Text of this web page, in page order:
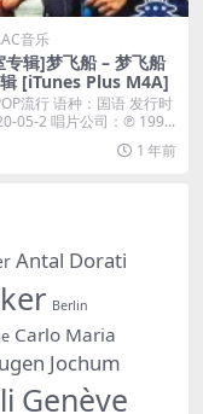
音乐
专辑]梦飞船 – 梦飞船
[iTunes Plus M4A]
流行 语种：国语 发行时
05-2 唱片公司：℗ 199...
1 年前
Antal Dorati
Berlin
Carlo Maria
Jochum
Genève